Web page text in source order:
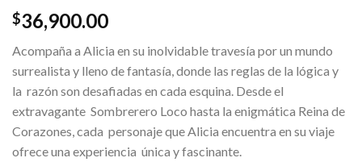
$36,900.00
Acompaña a Alicia en su inolvidable travesía por un mundo
surrealista y lleno de fantasía, donde las reglas de la lógica y
la razón son desafiadas en cada esquina. Desde el
extravagante Sombrerero Loco hasta la enigmática Reina de
Corazones, cada personaje que Alicia encuentra en su viaje
ofrece una experiencia única y fascinante.